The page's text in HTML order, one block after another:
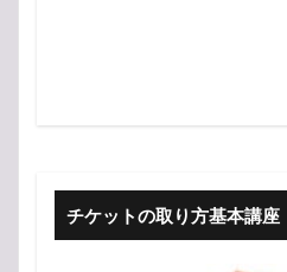
チケットの取り方基本講座